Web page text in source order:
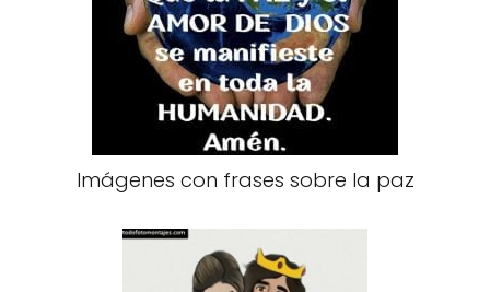
Imágenes con frases sobre la paz